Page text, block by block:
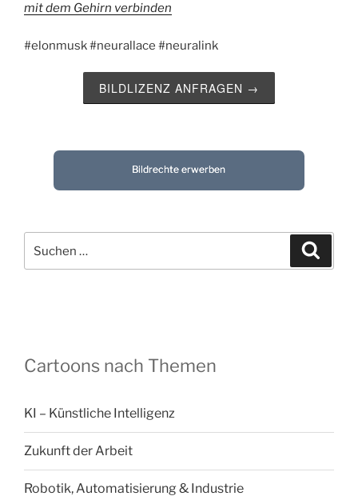
mit dem Gehirn verbinden
#elonmusk #neurallace #neuralink
BILDLIZENZ ANFRAGEN →
Bildrechte erwerben
nach:
Cartoons nach Themen
KI – Künstliche Intelligenz
Zukunft der Arbeit
Robotik, Automatisierung & Industrie